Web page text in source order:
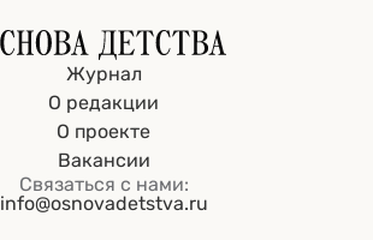
Журнал
О редакции
О проекте
Вакансии
Связаться с нами:
info@osnovadetstva.ru